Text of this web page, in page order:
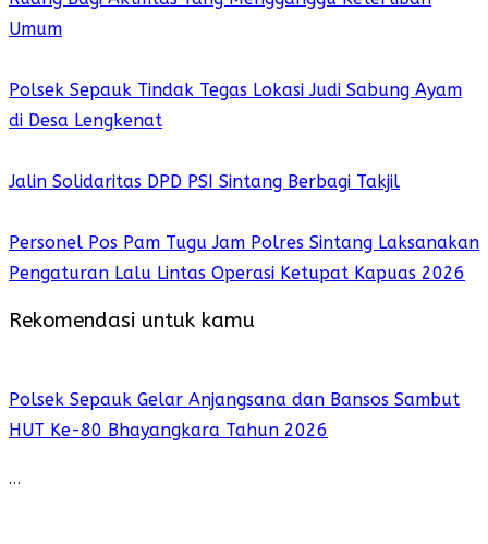
Umum
Polsek Sepauk Tindak Tegas Lokasi Judi Sabung Ayam
di Desa Lengkenat
Jalin Solidaritas DPD PSI Sintang Berbagi Takjil
Personel Pos Pam Tugu Jam Polres Sintang Laksanakan
Pengaturan Lalu Lintas Operasi Ketupat Kapuas 2026
Rekomendasi untuk kamu
Polsek Sepauk Gelar Anjangsana dan Bansos Sambut
HUT Ke-80 Bhayangkara Tahun 2026
…